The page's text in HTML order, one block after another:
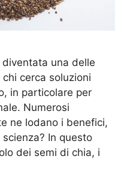
diventata una delle
cerca soluzioni
in particolare per
Numerosi
ne lodano i benefici,
In questo
dei semi di chia, i